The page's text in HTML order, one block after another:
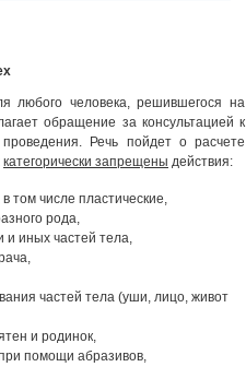
любого человека, решившегося на
обращение за консультацией к
Речь пойдет о расчете
категорически запрещены действия:
том числе пластические,
рода,
иных частей тела,
частей тела (уши, лицо, живот
и родинок,
помощи абразивов,